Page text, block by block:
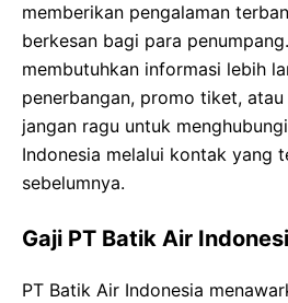
memberikan pengalaman
berkesan bagi para
membutuhkan informasi lebih
penerbangan, promo tiket,
jangan ragu untuk
Indonesia melalui kontak yang
sebelumnya.
Gaji PT Batik Air
PT Batik Air Indonesia